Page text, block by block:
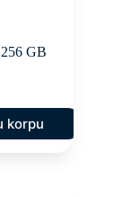
GB
korpu